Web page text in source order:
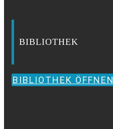
BIBLIOTHEK
BIBLIOTHEK ÖFFNEN